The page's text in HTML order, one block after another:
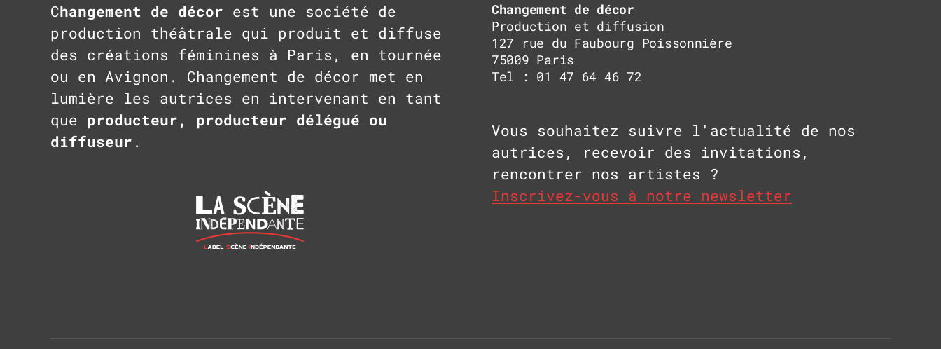
Changement de décor est une société de
production théâtrale qui produit et diffuse
des créations féminines à Paris, en tournée
ou en Avignon. Changement de décor met en
lumière les autrices en intervenant en tant
que producteur, producteur délégué ou
diffuseur .
Changement de décor
Production et diffusion
127 rue du Faubourg Poissonnière
75009 Paris
Tel : 01 47 64 46 72
Vous souhaitez suivre l'actualité de nos
autrices, recevoir des invitations,
rencontrer nos artistes ?
Inscrivez-vous à notre newsletter